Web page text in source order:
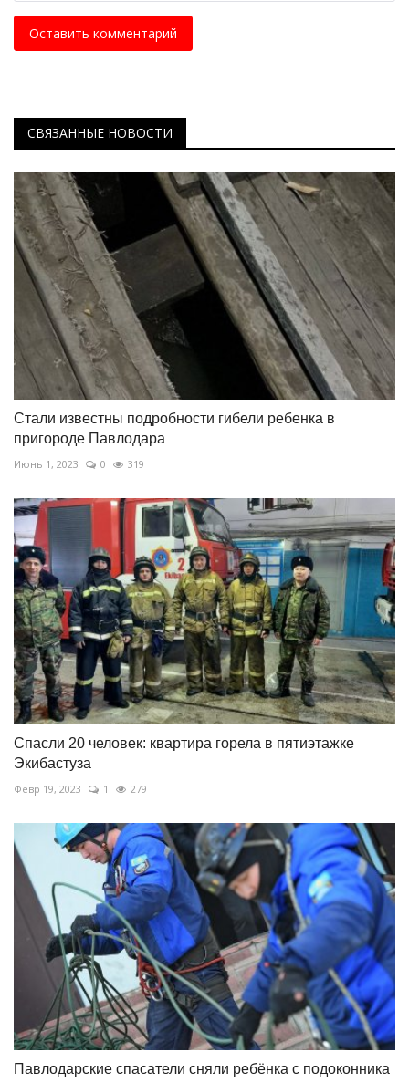
Оставить комментарий
СВЯЗАННЫЕ НОВОСТИ
Стали известны подробности гибели ребенка в
пригороде Павлодара
Июнь 1, 2023 0 319
Спасли 20 человек: квартира горела в пятиэтажке
Экибастуза
Февр 19, 2023 1 279
Павлодарские спасатели сняли ребёнка с подоконника